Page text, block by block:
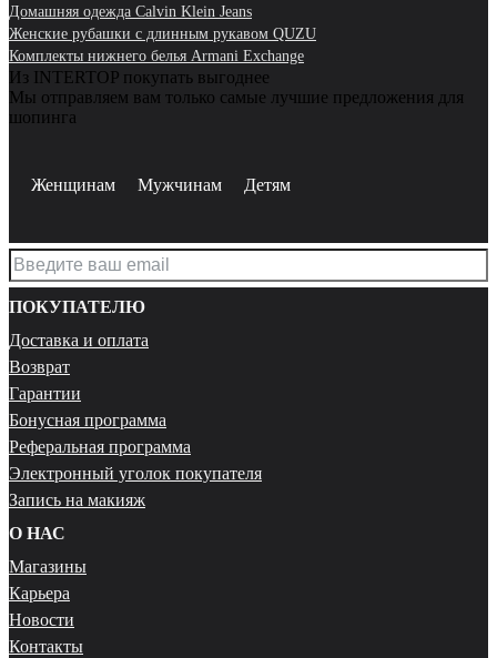
Домашняя одежда Calvin Klein Jeans
Женские рубашки с длинным рукавом QUZU
Комплекты нижнего белья Armani Exchange
Из INTERTOP покупать выгоднее
Мы отправляем вам только самые лучшие предложения для
шопинга
Женщинам Мужчинам Детям
ПОКУПАТЕЛЮ
Доставка и оплата
Возврат
Гарантии
Бонусная программа
Реферальная программа
Электронный уголок покупателя
Запись на макияж
О НАС
Магазины
Карьера
Новости
Контакты